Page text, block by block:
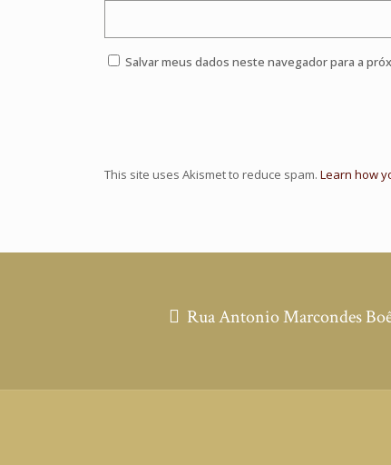
Salvar meus dados neste navegador para a
This site uses Akismet to reduce spam. Learn how
Rua Antonio Marcondes